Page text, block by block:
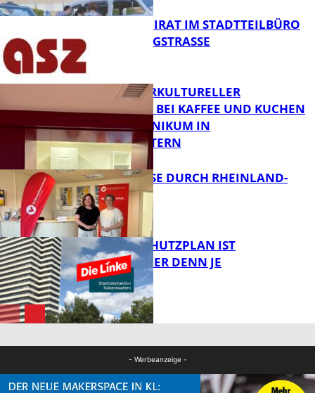
FB News
FB News
SENIORENBEIRAT IM STADTTEILBÜRO
IN DER KÖNIGSTRASSE
FB Gesundheit
NEUER INTERKULTURELLER
TREFFPUNKT BEI KAFFEE UND KUCHEN
IM PFALZKLINIKUM IN
KAISERSLAUTERN
Panorama
SOMMERREISE DURCH RHEINLAND-
PFALZ
EIN HITZESCHUTZPLAN IST
NOTWENDIGER DENN JE
- Werbeanzeige -